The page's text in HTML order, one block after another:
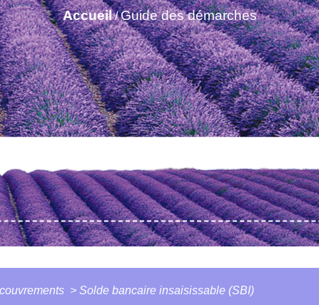
Accueil/Guide des démarches
> Solde bancaire insaisissable (SBI)